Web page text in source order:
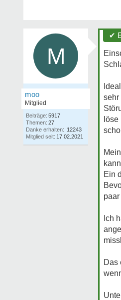
M
moo
Mitglied
Beiträge: 5917
Themen: 27
Danke erhalten: 12243
Mitglied seit: 17.02.2021
✔
sehr
Ein
Ich
Das